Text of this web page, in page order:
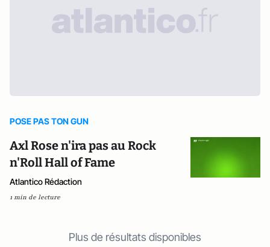
POSE PAS TON GUN
Axl Rose n'ira pas au Rock
n'Roll Hall of Fame
Atlantico Rédaction
1 min de lecture
Plus de résultats disponibles